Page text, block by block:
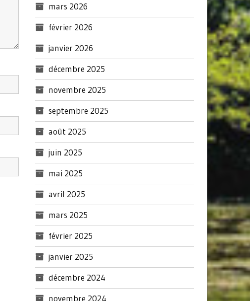
mars 2026
février 2026
janvier 2026
décembre 2025
novembre 2025
septembre 2025
août 2025
juin 2025
mai 2025
avril 2025
mars 2025
février 2025
janvier 2025
décembre 2024
novembre 2024